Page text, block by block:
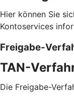
Hier können Sie
Kontoservices
Freigabe-
TAN-
Die Freigabe-